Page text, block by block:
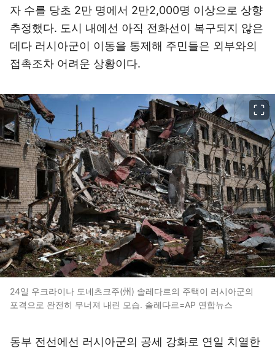
자 수를 당초 2만 명에서 2만2,000명 이상으로 상향
추정했다. 도시 내에선 아직 전화선이 복구되지 않은
데다 러시아군이 이동을 통제해 주민들은 외부와의
접촉조차 어려운 상황이다.
24일 우크라이나 도네츠크주(州) 솔레다르의 주택이 러시아군의
포격으로 완전히 무너져 내린 모습. 솔레다르=AP 연합뉴스
동부 전선에선 러시아군의 공세 강화로 연일 치열한